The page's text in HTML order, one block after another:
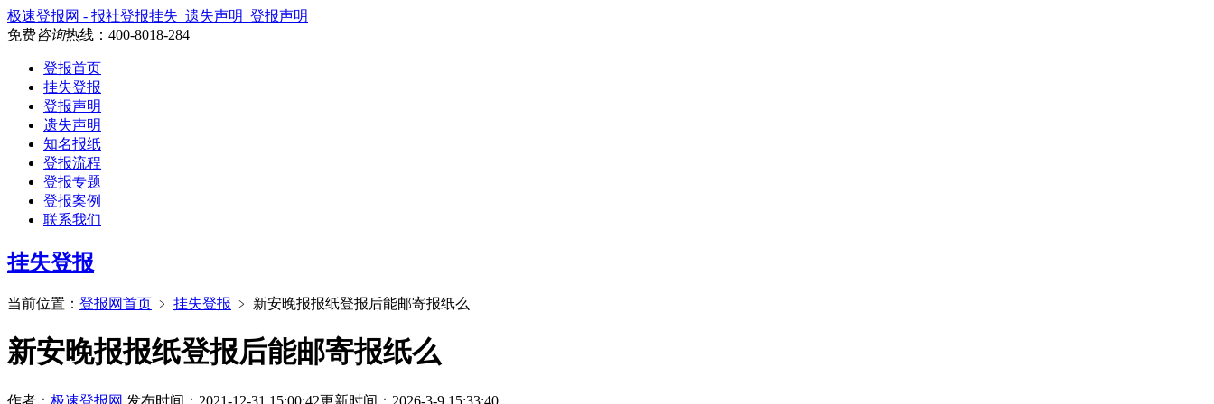
极速登报网 - 报社登报挂失_遗失声明_登报声明
免费咨询热线： 400-8018-284
登报首页
挂失登报
登报声明
遗失声明
知名报纸
登报流程
登报专题
登报案例
联系我们
挂失登报
当前位置： 登报网首页 ﹥ 挂失登报 ﹥ 新安晚报报纸登报后能邮寄报纸么
新安晚报报纸登报后能邮寄报纸么
作者： 极速登报网 发布时间：2021-12-31 15:00:42更新时间：2026-3-9 15:33:40